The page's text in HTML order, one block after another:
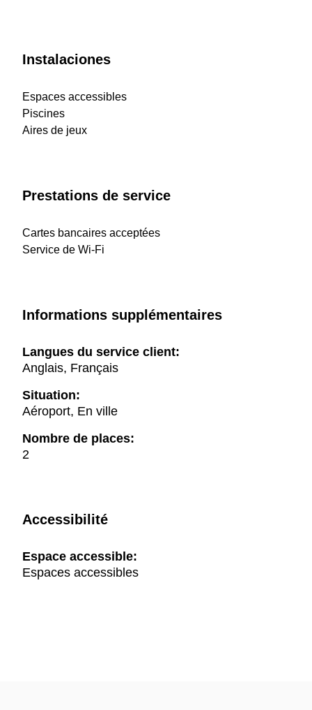
Instalaciones
Espaces accessibles
Piscines
Aires de jeux
Prestations de service
Cartes bancaires acceptées
Service de Wi-Fi
Informations supplémentaires
Langues du service client:
Anglais, Français
Situation:
Aéroport, En ville
Nombre de places:
2
Accessibilité
Espace accessible:
Espaces accessibles